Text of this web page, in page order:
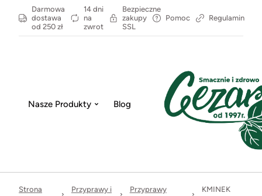
Darmowa
dostawa
od 250 zł
14 dni
na
zwrot
Bezpieczne
zakupy
SSL
Pomoc Regulamin
Nasze Produkty Blog
Strona
Przyprawy i
Przyprawy
KMINEK